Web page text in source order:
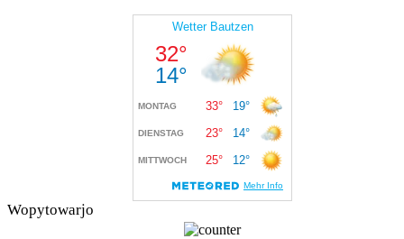
Wopytowarjo